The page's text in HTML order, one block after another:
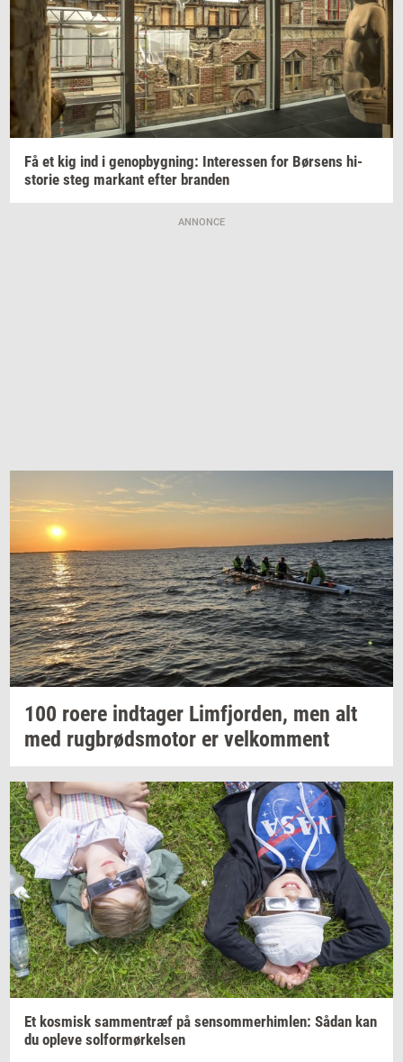
Få et kig ind i genop­byg­ning: In­ter­es­sen for Bør­sens hi­
sto­rie steg mar­kant efter bran­den
ANNONCE
100 roere ind­ta­ger Lim­fjor­den, men alt
med rug­brøds­mo­tor er vel­kom­ment
Et kos­misk sam­men­træf på sen­som­mer­him­len: Sådan kan
du op­le­ve sol­for­mør­kel­sen